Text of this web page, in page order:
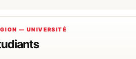
— UNIVERSITÉ